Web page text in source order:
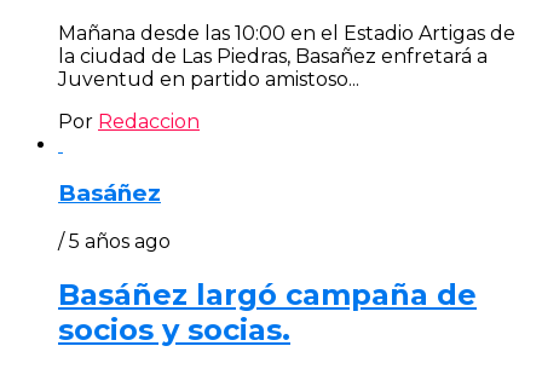
Mañana desde las 10:00 en el Estadio Artigas de
la ciudad de Las Piedras, Basañez enfretará a
Juventud en partido amistoso...
Por Redaccion
Basáñez
/ 5 años ago
Basáñez largó campaña de
socios y socias.